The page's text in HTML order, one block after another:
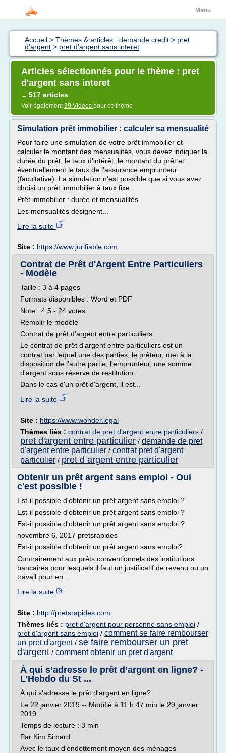
Menu
Accueil > Thèmes & articles : demande credit > pret
d'argent > pret d'argent sans interet
Articles sélectionnés pour le thème : pret
d'argent sans interet
→ 517 articles
Voir également39 Vidéos pour ce thème
Simulation prêt immobilier : calculer sa mensualité
Pour faire une simulation de votre prêt immobilier et
calculer le montant des mensualités, vous devez indiquer la
durée du prêt, le taux d'intérêt, le montant du prêt et
éventuellement le taux de l'assurance emprunteur
(facultative). La simulation n'est possible que si vous avez
choisi un prêt immobilier à taux fixe.
Prêt immobilier : durée et mensualités
Les mensualités désignent...
Lire la suite
Site : https://www.jurifiable.com
Contrat de Prêt d'Argent Entre Particuliers
- Modèle
Taille : 3 à 4 pages
Formats disponibles : Word et PDF
Note : 4,5 - 24 votes
Remplir le modèle
Contrat de prêt d'argent entre particuliers
Le contrat de prêt d'argent entre particuliers est un
contrat par lequel une des parties, le prêteur, met à la
disposition de l'autre partie, l'emprunteur, une somme
d'argent sous réserve de restitution.
Dans le cas d'un prêt d'argent, il est...
Lire la suite
Site : https://www.wonder.legal
Thèmes liés : contrat de pret d'argent entre particuliers /
pret d'argent entre particulier / demande de pret
d'argent entre particulier / contrat pret d'argent
particulier / pret d argent entre particulier
Obtenir un prêt argent sans emploi - Oui
c'est possible !
Est-il possible d'obtenir un prêt argent sans emploi ?
Est-il possible d'obtenir un prêt argent sans emploi ?
Est-il possible d'obtenir un prêt argent sans emploi ?
novembre 6, 2017 pretsrapides
Est-il possible d'obtenir un prêt argent sans emploi?
Contrairement aux prêts conventionnels des institutions
bancaires pour lesquels il faut un justificatif de revenu ou un
travail pour en...
Lire la suite
Site : http://pretsrapides.com
Thèmes liés : pret d'argent pour personne sans emploi /
pret d'argent sans emploi / comment se faire rembourser
un pret d'argent/ se faire rembourser un pret
d'argent / comment obtenir un pret d'argent
À qui s’adresse le prêt d’argent en ligne? -
L'Hebdo du St ...
À qui s'adresse le prêt d'argent en ligne?
Le 22 janvier 2019 -- Modifié à 11 h 47 min le 29 janvier
2019
Temps de lecture : 3 min
Par Kim Simard
Avec le taux d'endettement moyen des ménages